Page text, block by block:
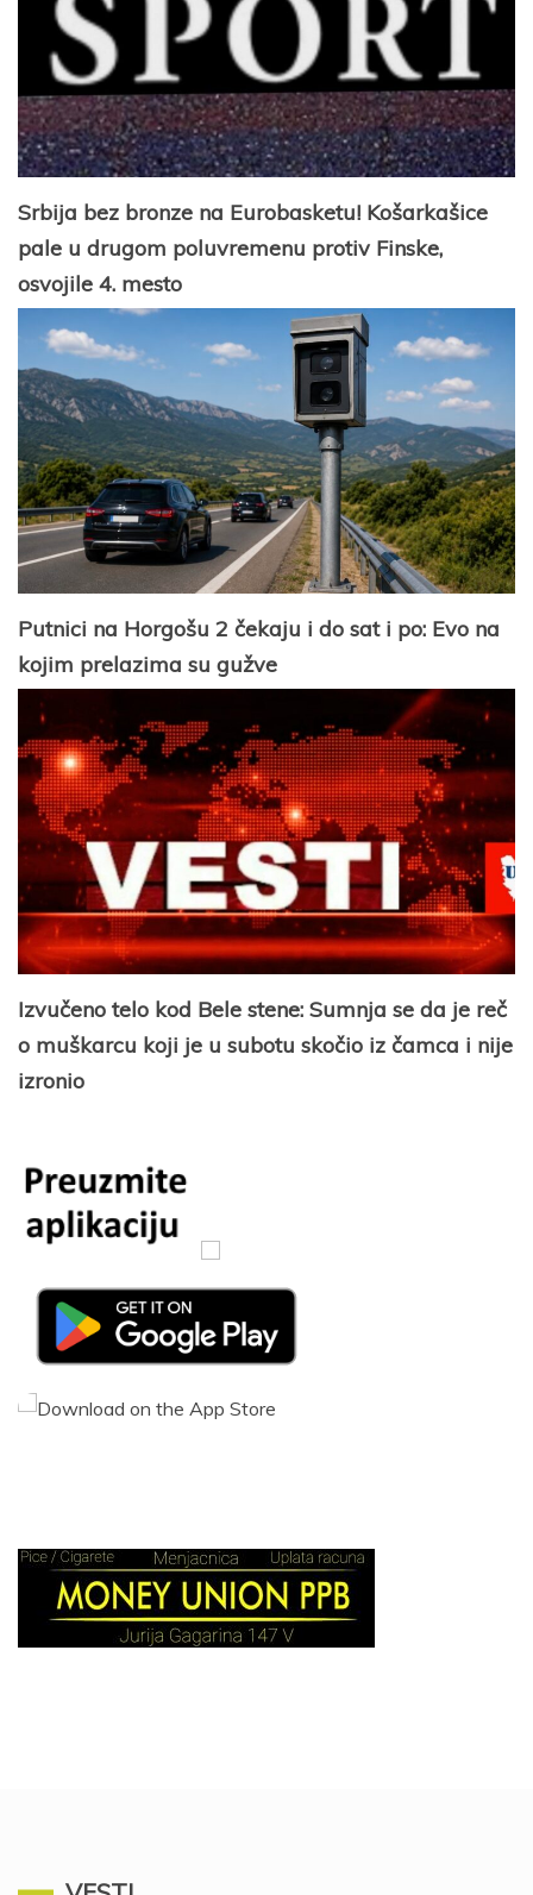
Srbija bez bronze na Eurobasketu! Košarkašice
pale u drugom poluvremenu protiv Finske,
osvojile 4. mesto
Putnici na Horgošu 2 čekaju i do sat i po: Evo na
kojim prelazima su gužve
Izvučeno telo kod Bele stene: Sumnja se da je reč
o muškarcu koji je u subotu skočio iz čamca i nije
izronio